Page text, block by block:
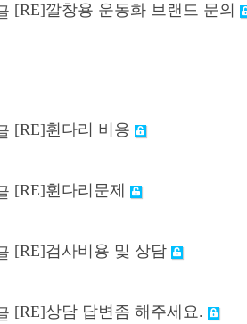
[RE]깔창용 운동화 브랜드 문의
[RE]휜다리 비용
[RE]휜다리문제
[RE]검사비용 및 상담
[RE]상담 답변좀 해주세요.